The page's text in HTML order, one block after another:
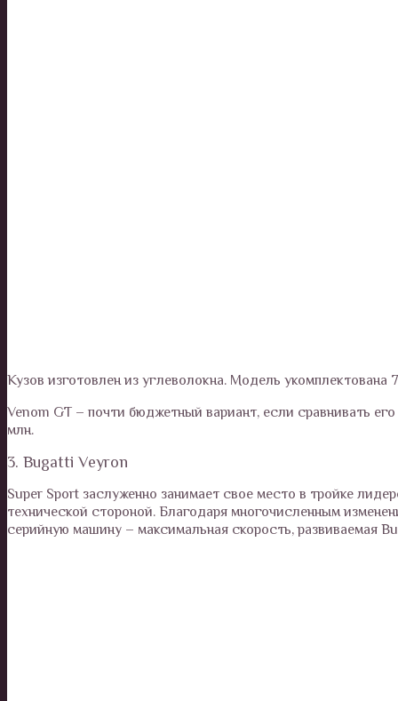
Кузов изготовлен из углеволокна. Модель
Venom GT – почти бюджетный вариант, если сравнивать
млн.
3. Bugatti Veyron
Super Sport заслуженно занимает свое место в тройке
технической стороной. Благодаря многочисленным
серийную машину – максимальная скорость, развиваемая